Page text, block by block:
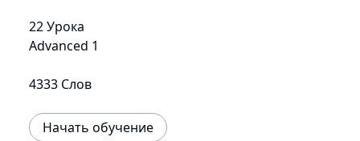
22 Урока
Advanced 1
4333 Слов
Начать обучение